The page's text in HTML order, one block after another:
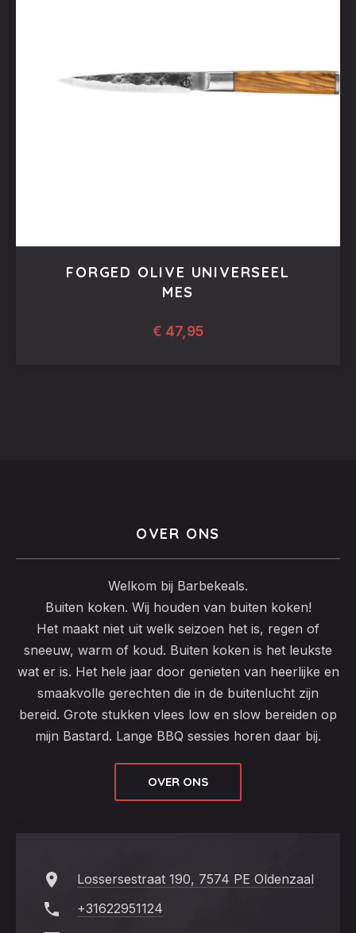
FORGED OLIVE UNIVERSEEL
MES
€ 47,95
OVER ONS
Welkom bij Barbekeals.
Buiten koken. Wij houden van buiten koken!
Het maakt niet uit welk seizoen het is, regen of
sneeuw, warm of koud. Buiten koken is het leukste
wat er is. Het hele jaar door genieten van heerlijke en
smaakvolle gerechten die in de buitenlucht zijn
bereid. Grote stukken vlees low en slow bereiden op
mijn Bastard. Lange BBQ sessies horen daar bij.
OVER ONS
Lossersestraat 190, 7574 PE Oldenzaal
+31622951124